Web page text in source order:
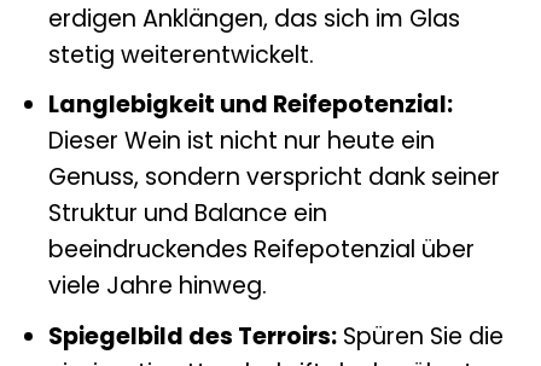
erdigen Anklängen, das sich im Glas
stetig weiterentwickelt.
Langlebigkeit und Reifepotenzial:
Dieser Wein ist nicht nur heute ein
Genuss, sondern verspricht dank seiner
Struktur und Balance ein
beeindruckendes Reifepotenzial über
viele Jahre hinweg.
Spiegelbild des Terroirs:Spüren Sie die